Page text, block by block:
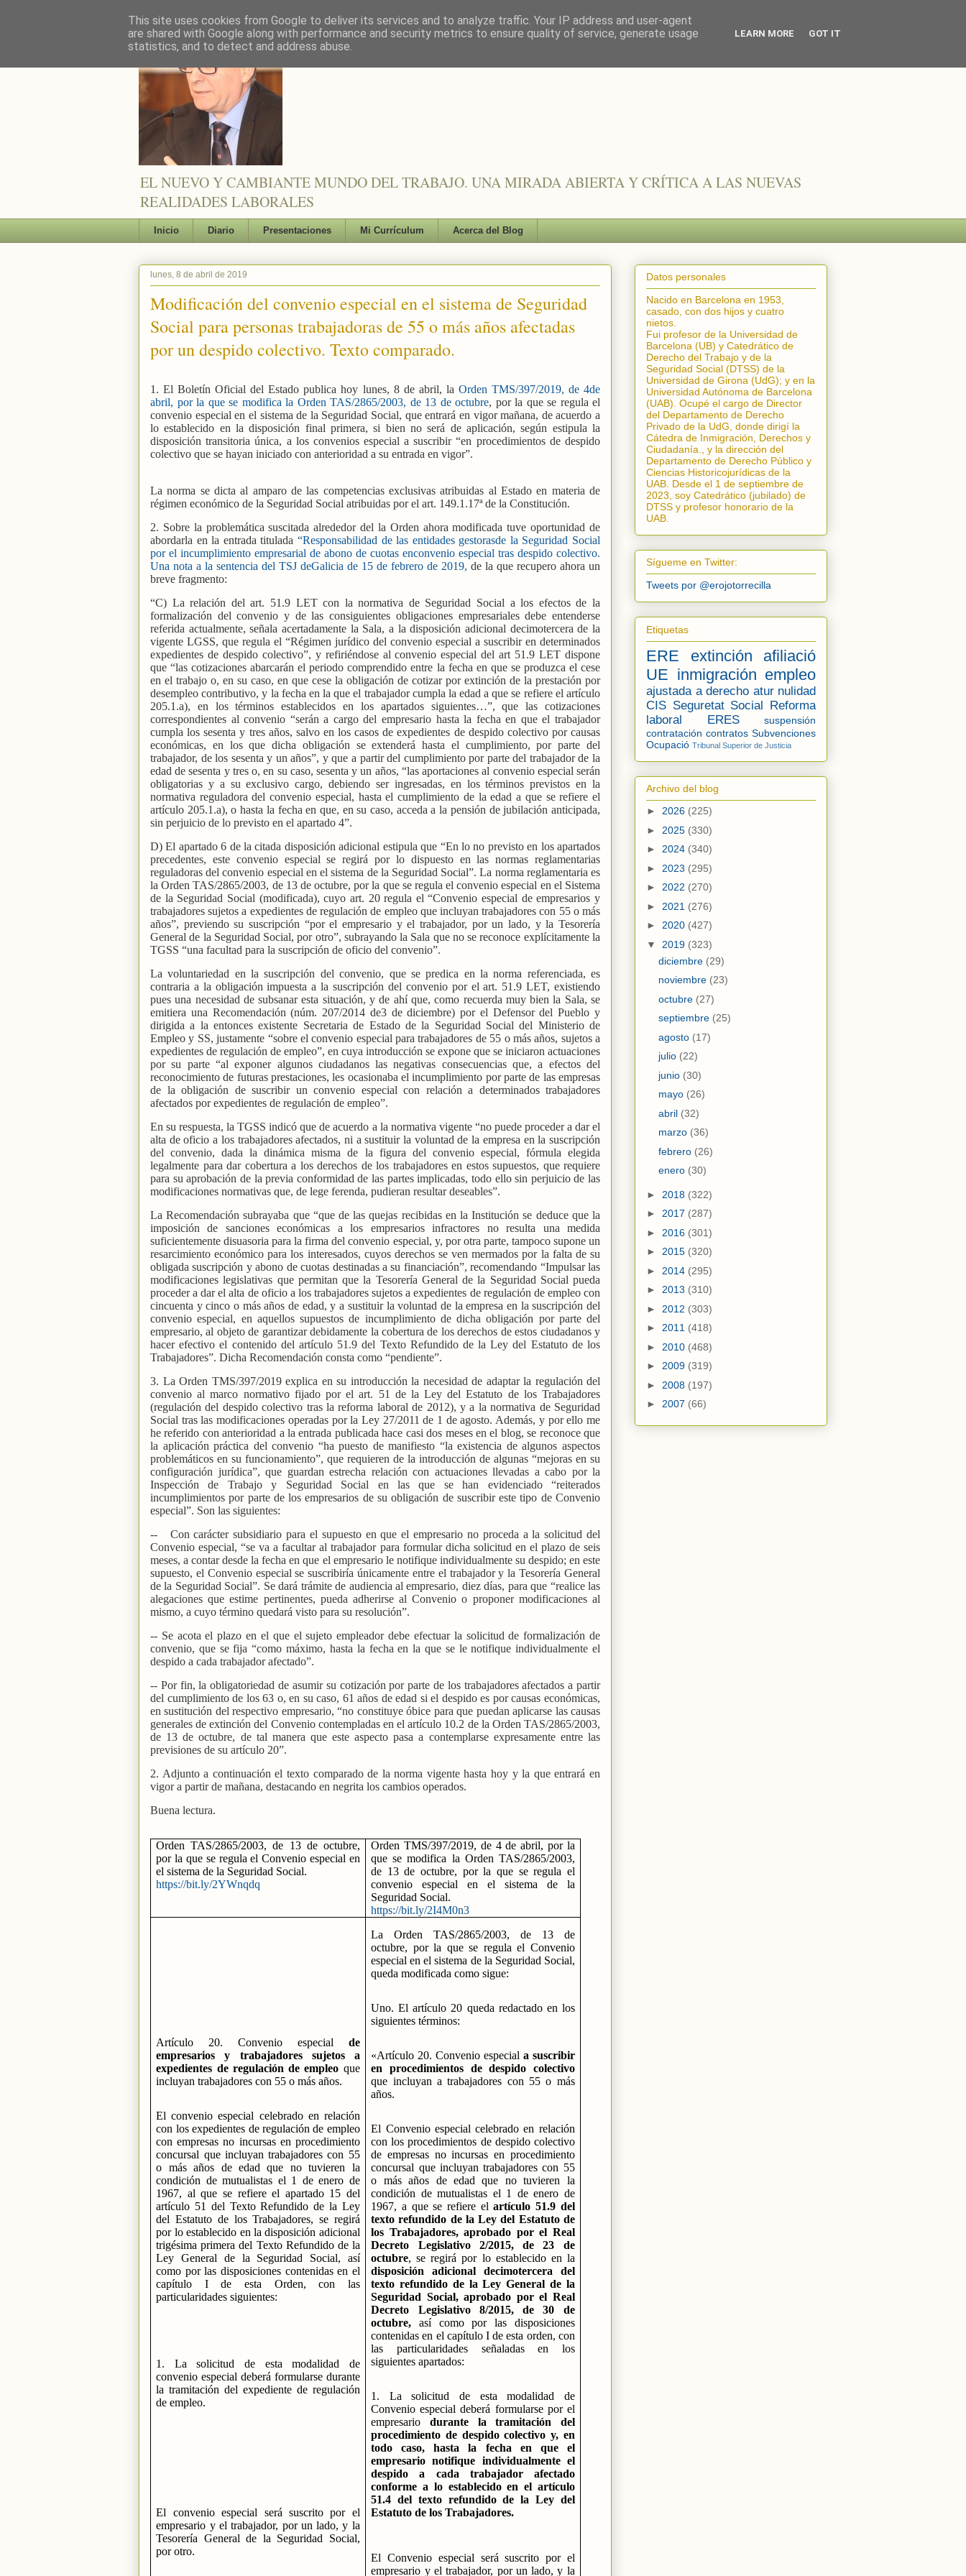
EL NUEVO Y CAMBIANTE MUNDO DEL TRABAJO. UNA MIRADA ABIERTA Y CRÍTICA A LAS NUEVAS
REALIDADES LABORALES
Inicio Diario Presentaciones Mi Currículum Acerca del Blog
lunes, 8 de abril de 2019
Modificación del convenio especial en el sistema de Seguridad
Social para personas trabajadoras de 55 o más años afectadas
por un despido colectivo. Texto comparado.
1. El Boletín Oficial del Estado publica hoy lunes, 8 de abril, la Orden TMS/397/2019, de 4de
abril, por la que se modifica la Orden TAS/2865/2003, de 13 de octubre, por la que se regula el
convenio especial en el sistema de la Seguridad Social, que entrará en vigor mañana, de acuerdo a
lo establecido en la disposición final primera, si bien no será de aplicación, según estipula la
disposición transitoria única, a los convenios especial a suscribir “en procedimientos de despido
colectivo que se hayan iniciado con anterioridad a su entrada en vigor”.
La norma se dicta al amparo de las competencias exclusivas atribuidas al Estado en materia de
régimen económico de la Seguridad Social atribuidas por el art. 149.1.17ª de la Constitución.
2. Sobre la problemática suscitada alrededor del la Orden ahora modificada tuve oportunidad de
abordarla en la entrada titulada “Responsabilidad de las entidades gestorasde la Seguridad Social
por el incumplimiento empresarial de abono de cuotas enconvenio especial tras despido colectivo.
Una nota a la sentencia del TSJ deGalicia de 15 de febrero de 2019, de la que recupero ahora un
breve fragmento:
“C) La relación del art. 51.9 LET con la normativa de Seguridad Social a los efectos de la
formalización del convenio y de las consiguientes obligaciones empresariales debe entenderse
referida actualmente, señala acertadamente la Sala, a la disposición adicional decimotercera de la
vigente LGSS, que regula el “Régimen jurídico del convenio especial a suscribir en determinados
expedientes de despido colectivo”, y refiriéndose al convenio especial del art 51.9 LET dispone
que “las cotizaciones abarcarán el periodo comprendido entre la fecha en que se produzca el cese
en el trabajo o, en su caso, en que cese la obligación de cotizar por extinción de la prestación por
desempleo contributivo, y la fecha en la que el trabajador cumpla la edad a que se refiere el artículo
205.1.a), en los términos establecidos en los apartados siguientes…”, que las cotizaciones
correspondientes al convenio “serán a cargo del empresario hasta la fecha en que el trabajador
cumpla los sesenta y tres años, salvo en los casos de expedientes de despido colectivo por causas
económicas, en los que dicha obligación se extenderá hasta el cumplimiento, por parte del
trabajador, de los sesenta y un años”, y que a partir del cumplimiento por parte del trabajador de la
edad de sesenta y tres o, en su caso, sesenta y un años, “las aportaciones al convenio especial serán
obligatorias y a su exclusivo cargo, debiendo ser ingresadas, en los términos previstos en la
normativa reguladora del convenio especial, hasta el cumplimiento de la edad a que se refiere el
artículo 205.1.a), o hasta la fecha en que, en su caso, acceda a la pensión de jubilación anticipada,
sin perjuicio de lo previsto en el apartado 4”.
D) El apartado 6 de la citada disposición adicional estipula que “En lo no previsto en los apartados
precedentes, este convenio especial se regirá por lo dispuesto en las normas reglamentarias
reguladoras del convenio especial en el sistema de la Seguridad Social”. La norma reglamentaria es
la Orden TAS/2865/2003, de 13 de octubre, por la que se regula el convenio especial en el Sistema
de la Seguridad Social (modificada), cuyo art. 20 regula el “Convenio especial de empresarios y
trabajadores sujetos a expedientes de regulación de empleo que incluyan trabajadores con 55 o más
años”, previendo su suscripción “por el empresario y el trabajador, por un lado, y la Tesorería
General de la Seguridad Social, por otro”, subrayando la Sala que no se reconoce explícitamente la
TGSS “una facultad para la suscripción de oficio del convenio”.
La voluntariedad en la suscripción del convenio, que se predica en la norma referenciada, es
contraria a la obligación impuesta a la suscripción del convenio por el art. 51.9 LET, existiendo
pues una necesidad de subsanar esta situación, y de ahí que, como recuerda muy bien la Sala, se
emitiera una Recomendación (núm. 207/2014 de3 de diciembre) por el Defensor del Pueblo y
dirigida a la entonces existente Secretaria de Estado de la Seguridad Social del Ministerio de
Empleo y SS, justamente “sobre el convenio especial para trabajadores de 55 o más años, sujetos a
expedientes de regulación de empleo”, en cuya introducción se expone que se iniciaron actuaciones
por su parte “al exponer algunos ciudadanos las negativas consecuencias que, a efectos del
reconocimiento de futuras prestaciones, les ocasionaba el incumplimiento por parte de las empresas
de la obligación de suscribir un convenio especial con relación a determinados trabajadores
afectados por expedientes de regulación de empleo”.
En su respuesta, la TGSS indicó que de acuerdo a la normativa vigente “no puede proceder a dar el
alta de oficio a los trabajadores afectados, ni a sustituir la voluntad de la empresa en la suscripción
del convenio, dada la dinámica misma de la figura del convenio especial, fórmula elegida
legalmente para dar cobertura a los derechos de los trabajadores en estos supuestos, que requiere
para su aprobación de la previa conformidad de las partes implicadas, todo ello sin perjuicio de las
modificaciones normativas que, de lege ferenda, pudieran resultar deseables”.
La Recomendación subrayaba que “que de las quejas recibidas en la Institución se deduce que la
imposición de sanciones económicas a los empresarios infractores no resulta una medida
suficientemente disuasoria para la firma del convenio especial, y, por otra parte, tampoco supone un
resarcimiento económico para los interesados, cuyos derechos se ven mermados por la falta de su
obligada suscripción y abono de cuotas destinadas a su financiación”, recomendando “Impulsar las
modificaciones legislativas que permitan que la Tesorería General de la Seguridad Social pueda
proceder a dar el alta de oficio a los trabajadores sujetos a expedientes de regulación de empleo con
cincuenta y cinco o más años de edad, y a sustituir la voluntad de la empresa en la suscripción del
convenio especial, en aquellos supuestos de incumplimiento de dicha obligación por parte del
empresario, al objeto de garantizar debidamente la cobertura de los derechos de estos ciudadanos y
hacer efectivo el contenido del artículo 51.9 del Texto Refundido de la Ley del Estatuto de los
Trabajadores”. Dicha Recomendación consta como “pendiente”.
3. La Orden TMS/397/2019 explica en su introducción la necesidad de adaptar la regulación del
convenio al marco normativo fijado por el art. 51 de la Ley del Estatuto de los Trabajadores
(regulación del despido colectivo tras la reforma laboral de 2012), y a la normativa de Seguridad
Social tras las modificaciones operadas por la Ley 27/2011 de 1 de agosto. Además, y por ello me
he referido con anterioridad a la entrada publicada hace casi dos meses en el blog, se reconoce que
la aplicación práctica del convenio “ha puesto de manifiesto “la existencia de algunos aspectos
problemáticos en su funcionamiento”, que requieren de la introducción de algunas “mejoras en su
configuración jurídica”, que guardan estrecha relación con actuaciones llevadas a cabo por la
Inspección de Trabajo y Seguridad Social en las que se han evidenciado “reiterados
incumplimientos por parte de los empresarios de su obligación de suscribir este tipo de Convenio
especial”. Son las siguientes:
--
Con carácter subsidiario para el supuesto en que el empresario no proceda a la solicitud del
Convenio especial, “se va a facultar al trabajador para formular dicha solicitud en el plazo de seis
meses, a contar desde la fecha en que el empresario le notifique individualmente su despido; en este
supuesto, el Convenio especial se suscribiría únicamente entre el trabajador y la Tesorería General
de la Seguridad Social”. Se dará trámite de audiencia al empresario, diez días, para que “realice las
alegaciones que estime pertinentes, pueda adherirse al Convenio o proponer modificaciones al
mismo, a cuyo término quedará visto para su resolución”.
-- Se acota el plazo en el que el sujeto empleador debe efectuar la solicitud de formalización de
convenio, que se fija “como máximo, hasta la fecha en la que se le notifique individualmente el
despido a cada trabajador afectado”.
-- Por fin, la obligatoriedad de asumir su cotización por parte de los trabajadores afectados a partir
del cumplimiento de los 63 o, en su caso, 61 años de edad si el despido es por causas económicas,
en sustitución del respectivo empresario, “no constituye óbice para que puedan aplicarse las causas
generales de extinción del Convenio contempladas en el artículo 10.2 de la Orden TAS/2865/2003,
de 13 de octubre, de tal manera que este aspecto pasa a contemplarse expresamente entre las
previsiones de su artículo 20”.
2. Adjunto a continuación el texto comparado de la norma vigente hasta hoy y la que entrará en
vigor a partir de mañana, destacando en negrita los cambios operados.
Buena lectura.
Orden TAS/2865/2003, de 13 de octubre,
por la que se regula el Convenio especial en
el sistema de la Seguridad Social.
https://bit.ly/2YWnqdq
Orden TMS/397/2019, de 4 de abril, por la
que se modifica la Orden TAS/2865/2003,
de 13 de octubre, por la que se regula el
convenio especial en el sistema de la
Seguridad Social.
https://bit.ly/2I4M0n3
Artículo 20. Convenio especial de
empresarios y trabajadores sujetos a
expedientes de regulación de empleo que
incluyan trabajadores con 55 o más años.
El convenio especial celebrado en relación
con los expedientes de regulación de empleo
con empresas no incursas en procedimiento
concursal que incluyan trabajadores con 55
o más años de edad que no tuvieren la
condición de mutualistas el 1 de enero de
1967, al que se refiere el apartado 15 del
artículo 51 del Texto Refundido de la Ley
del Estatuto de los Trabajadores, se regirá
por lo establecido en la disposición adicional
trigésima primera del Texto Refundido de la
Ley General de la Seguridad Social, así
como por las disposiciones contenidas en el
capítulo I de esta Orden, con las
particularidades siguientes:
1. La solicitud de esta modalidad de
convenio especial deberá formularse durante
la tramitación del expediente de regulación
de empleo.
El convenio especial será suscrito por el
empresario y el trabajador, por un lado, y la
Tesorería General de la Seguridad Social,
por otro.
La Orden TAS/2865/2003, de 13 de
octubre, por la que se regula el Convenio
especial en el sistema de la Seguridad Social,
queda modificada como sigue:
Uno. El artículo 20 queda redactado en los
siguientes términos:
«Artículo 20. Convenio especial a suscribir
en procedimientos de despido colectivo
que incluyan a trabajadores con 55 o más
años.
El Convenio especial celebrado en relación
con los procedimientos de despido colectivo
de empresas no incursas en procedimiento
concursal que incluyan trabajadores con 55
o más años de edad que no tuvieren la
condición de mutualistas el 1 de enero de
1967, a que se refiere elartículo 51.9 del
texto refundido de la Ley del Estatuto de
los Trabajadores, aprobado por el Real
Decreto Legislativo 2/2015, de 23 de
octubre, se regirá por lo establecido en la
disposición adicional decimotercera del
texto refundido de la Ley General de la
Seguridad Social, aprobado por el Real
Decreto Legislativo 8/2015, de 30 de
octubre, así como por las disposiciones
contenidas en el capítulo I de esta orden, con
las particularidades señaladas en los
siguientes apartados:
1. La solicitud de esta modalidad de
Convenio especial deberá formularse por el
empresario durante la tramitación del
procedimiento de despido colectivo y, en
todo caso, hasta la fecha en que el
empresario notifique individualmente el
despido a cada trabajador afectado
conforme a lo establecido en el artículo
51.4 del texto refundido de la Ley del
Estatuto de los Trabajadores.
El Convenio especial será suscrito por el
empresario y el trabajador, por un lado, y la
Datos personales
Nacido en Barcelona en 1953,
casado, con dos hijos y cuatro
nietos.
Fui profesor de la Universidad de
Barcelona (UB) y Catedrático de
Derecho del Trabajo y de la
Seguridad Social (DTSS) de la
Universidad de Girona (UdG); y en la
Universidad Autónoma de Barcelona
(UAB). Ocupé el cargo de Director
del Departamento de Derecho
Privado de la UdG, donde dirigí la
Cátedra de Inmigración, Derechos y
Ciudadanía.
, y la dirección del
Departamento de Derecho Público y
Ciencias Historicojurídicas de la
UAB. Desde el 1 de septiembre de
2023, soy Catedrático (jubilado) de
DTSS y profesor honorario de la
UAB.
Sígueme en Twitter:
Tweets por @erojotorrecilla
Etiquetas
ERE extinción
afiliació
UE inmigración empleo
ajustada a derecho atur nulidad
CIS Seguretat Social Reforma
laboral
ERES
suspensión
contratación contratos Subvenciones
Ocupació Tribunal Superior de Justicia
Archivo del blog
► 2026 (225)
► 2025 (330)
► 2024 (340)
► 2023 (295)
► 2022 (270)
► 2021 (276)
► 2020 (427)
▼ 2019 (323)
diciembre (29)
noviembre (23)
octubre (27)
septiembre (25)
agosto (17)
julio (22)
junio (30)
mayo (26)
abril (32)
marzo (36)
febrero (26)
enero (30)
► 2018 (322)
► 2017 (287)
► 2016 (301)
► 2015 (320)
► 2014 (295)
► 2013 (310)
► 2012 (303)
► 2011 (418)
► 2010 (468)
► 2009 (319)
► 2008 (197)
► 2007 (66)
This site uses cookies from Google to deliver its services and to analyze traffic. Your IP address and user-agent
are shared with Google along with performance and security metrics to ensure quality of service, generate usage
statistics, and to detect and address abuse.
LEARN MORE GOT IT